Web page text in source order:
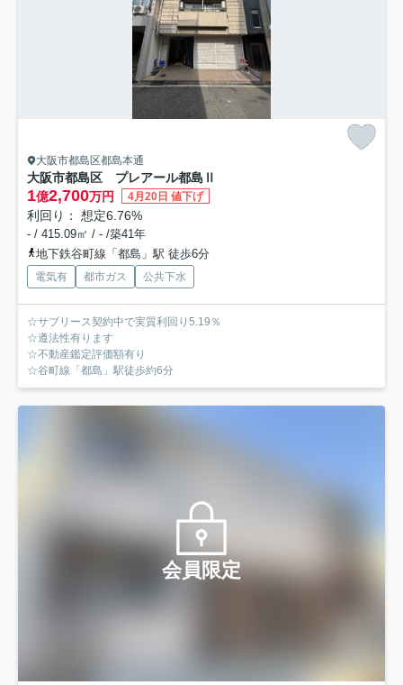
大阪市都島区都島本通
大阪市都島区 プレアール都島Ⅱ
1億2,700万円 4月20日 値下げ
利回り： 想定6.76%
- / 415.09㎡ / - /築41年
地下鉄谷町線「都島」駅 徒歩6分
電気有 都市ガス 公共下水
☆サブリース契約中で実質利回り5.19％
☆遵法性有ります
☆不動産鑑定評価額有り
☆谷町線「都島」駅徒歩約6分
会員限定